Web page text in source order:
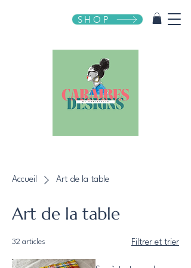
SHOP
Accueil Art de la table
Art de la table
32 articles Filtrer et trier